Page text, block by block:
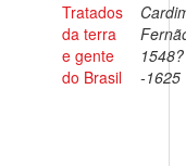
Tratados
da terra
e gente
do Brasil
1548?
-1625